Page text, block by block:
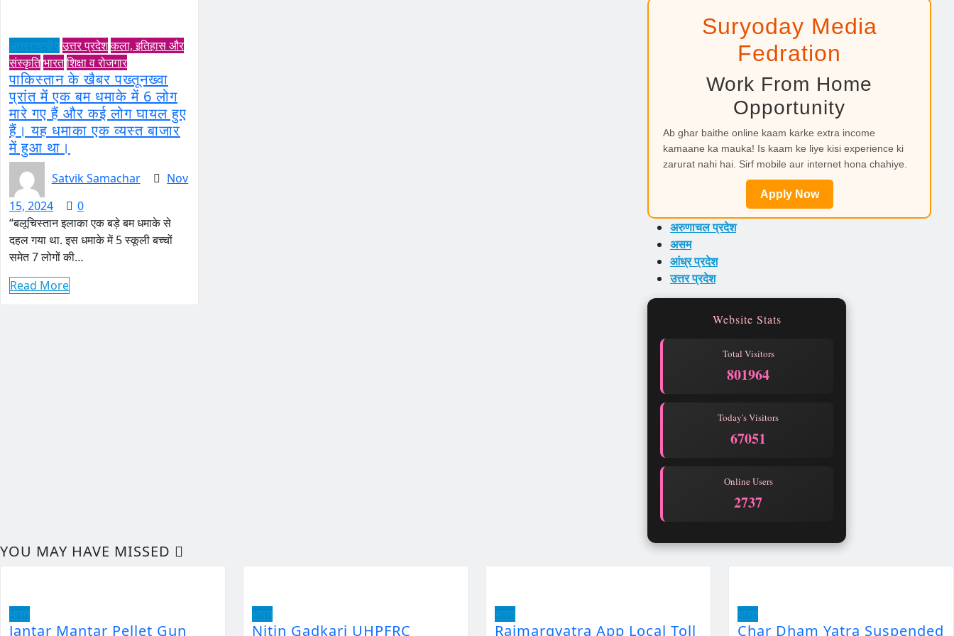
उत्तर प्रदेशकला, इतिहास और
संस्कृतिभारतशिक्षा व रोजगार
पाकिस्तान के खैबर पख्तूनख्वा
प्रांत में एक बम धमाके में 6 लोग
मारे गए हैं और कई लोग घायल हुए
हैं। यह धमाका एक व्यस्त बाजार
में हुआ था।
Satvik Samachar
Nov
15, 2024
0
“बलूचिस्तान इलाका एक बड़े बम धमाके से
दहल गया था. इस धमाके में 5 स्कूली बच्चों
समेत 7 लोगों की…
Read More
Suryoday Media
Fedration
Work From Home
Opportunity
Ab ghar baithe online kaam karke extra income
kamaane ka mauka! Is kaam ke liye kisi experience ki
zarurat nahi hai. Sirf mobile aur internet hona chahiye.
Apply Now
अरुणाचल प्रदेश
असम
आंध्र प्रदेश
उत्तर प्रदेश
Website Stats
Total Visitors
801964
Today's Visitors
67051
Online Users
2737
YOU MAY HAVE MISSED
Jantar Mantar Pellet Gun Nitin Gadkari UHPFRC Rajmargyatra App Local Toll Char Dham Yatra Suspended